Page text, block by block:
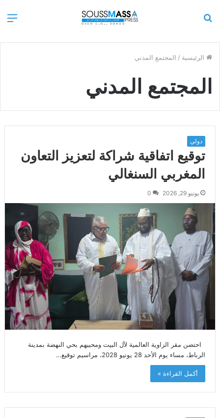
الرئيسية / المجتمع المدني
المجتمع المدني
دولي
توقيع اتفاقية شراكة لتعزيز التعاون
المغربي السنغالي
يونيو 29, 2026 0
احتضن مقر الزاوية العالمية لآل البيت ومحبيهم بحي النهضة بمدينة
الرباط، مساء يوم الأحد 28 يونيو 2028، مراسيم توقيع…
أكمل القراءة »